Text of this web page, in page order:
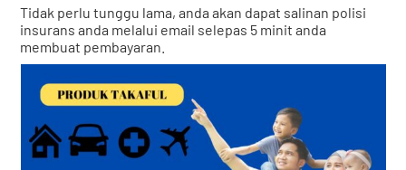
Tidak perlu tunggu lama, anda akan dapat salinan polisi
insurans anda melalui email selepas 5 minit anda
membuat pembayaran.